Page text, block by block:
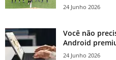
24 Junho 2026
Você não
Android
24 Junho 2026